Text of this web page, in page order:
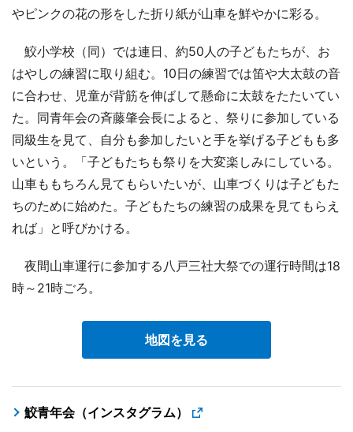
やピンクの花の形をした折り紙が山車を鮮やかに彩る。
鮫小学校（同）では連日、約50人の子どもたちが、お
はやしの練習に取り組む。10日の練習では笛や大太鼓の音
に合わせ、児童が背筋を伸ばして懸命に太鼓をたたいてい
た。同青年会の斉藤肇会長によると、祭りに参加している
同級生を見て、自分も参加したいと手を挙げる子どもも多
いという。「子どもたちも祭りを大変楽しみにしている。
山車ももちろん見てもらいたいが、山車づくりは子どもた
ちのために始めた。子どもたちの練習の成果を見てもらえ
れば」と呼びかける。
夜間山車運行に参加する八戸三社大祭での運行時間は18
時～21時ごろ。
地図を見る
鮫青年会（インスタグラム）